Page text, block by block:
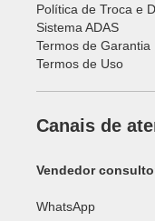
Política de Troca e
Sistema ADAS
Termos de Garantia
Termos de Uso
Canais de
Vendedor
WhatsApp